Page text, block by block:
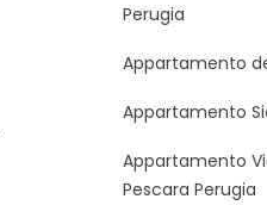
Perugia
Appartamento
Appartamento
Appartamento
Pescara Perugia